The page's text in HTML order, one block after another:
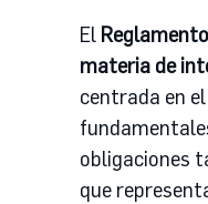
El
materia de
centrada en
obligaciones
que